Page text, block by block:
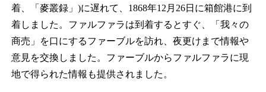
着、「麥叢録」)に遅れて、1868年12月26日に箱館港に到
着しました。ファルファラは到着するとすぐ、「我々の
商売」を口にするファーブルを訪れ、夜更けまで情報や
意見を交換しました。ファーブルからファルファラに現
地で得られた情報も提供されました。